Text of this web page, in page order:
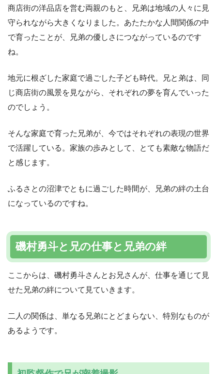
商店街の洋品店を営む両親のもと、兄弟は地域の人々に見
守られながら大きくなりました。あたたかな人間関係の中
で育ったことが、兄弟の優しさにつながっているのです
ね。
地元に根ざした家庭で過ごした子ども時代。兄と弟は、同
じ商店街の風景を見ながら、それぞれの夢を育んでいった
のでしょう。
そんな家庭で育った兄弟が、今ではそれぞれの表現の世界
で活躍している。家族の歩みとして、とても素敵な物語だ
と感じます。
ふるさとの沼津でともに過ごした時間が、兄弟の絆の土台
になっているのですね。
磯村勇斗と兄の仕事と兄弟の絆
ここからは、磯村勇斗さんとお兄さんが、仕事を通じて見
せた兄弟の絆について見ていきます。
二人の関係は、単なる兄弟にとどまらない、特別なものが
あるようです。